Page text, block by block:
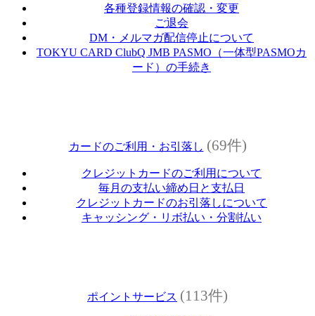
各種登録情報の確認・変更
ご退会
DM・メルマガ配信停止について
TOKYU CARD ClubQ JMB PASMO（一体型PASMOカ
ード）の手続き
カードのご利用・お引落し (69件)
クレジットカードのご利用について
毎月の支払い締め日と支払日
クレジットカードのお引落しについて
キャッシング・リボ払い・分割払い
ポイントサービス (113件)